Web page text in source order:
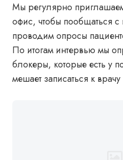
Мы регулярно
офис, чтобы пообщаться
проводим опросы
По итогам интервью мы
блокеры, которые есть у
мешает записаться к